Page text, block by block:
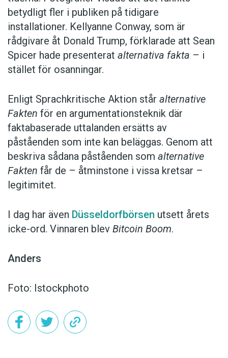
betydligt fler i publiken på tidigare
installationer. Kellyanne Conway, som är
rådgivare åt Donald Trump, förklarade att Sean
Spicer hade presenterat alternativa fakta – i
stället för osanningar.
Enligt Sprachkritische Aktion står alternative
Fakten för en argumentationsteknik där
faktabaserade uttalanden ersätts av
påståenden som inte kan beläggas. Genom att
beskriva sådana påståenden som alternative
Fakten får de – åtminstone i vissa kretsar –
legitimitet.
I dag har även Düsseldorfbörsen utsett årets
icke-ord. Vinnaren blev Bitcoin Boom.
Anders
Foto: Istockphoto